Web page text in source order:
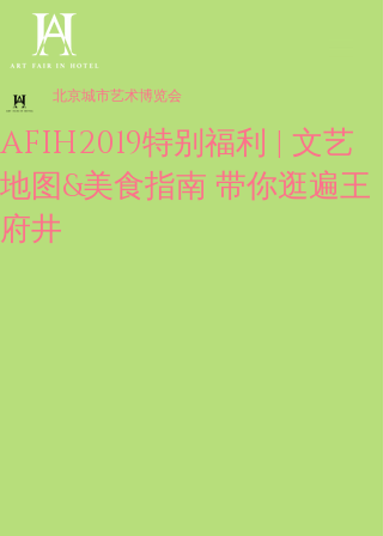
AFIH2019特别福利 | 文艺
地图&美食指南 带你逛遍王
府井
北京城市艺术博览会